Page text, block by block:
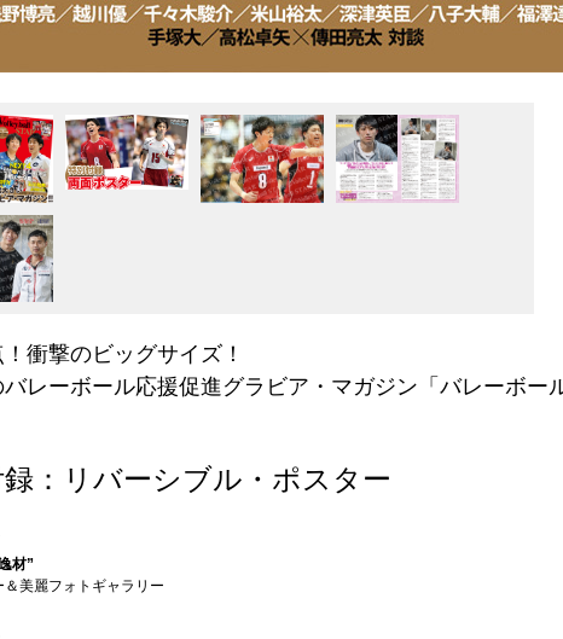
衝撃のビッグサイズ！
バレーボール応援促進グラビア・マガジン「バレーボー
：リバーシブル・ポスター
材”
＆美麗フォトギャラリー